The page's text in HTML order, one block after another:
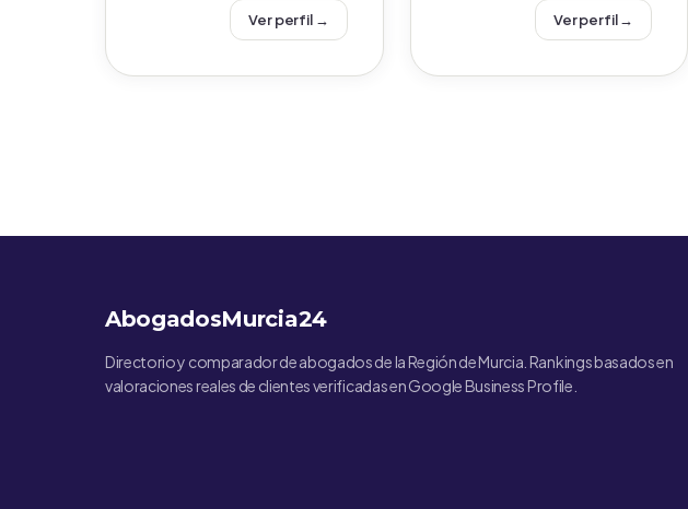
Ver perfil → Ver perfil →
AbogadosMurcia24
Directorio y comparador de abogados de la Región de Murcia. Rankings basados en
valoraciones reales de clientes verificadas en Google Business Profile.